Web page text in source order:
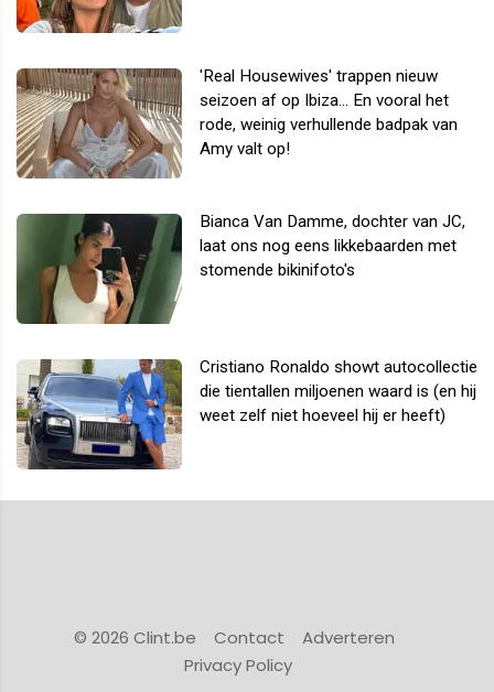
'Real Housewives' trappen nieuw
seizoen af op Ibiza... En vooral het
rode, weinig verhullende badpak van
Amy valt op!
Bianca Van Damme, dochter van JC,
laat ons nog eens likkebaarden met
stomende bikinifoto's
Cristiano Ronaldo showt autocollectie
die tientallen miljoenen waard is (en hij
weet zelf niet hoeveel hij er heeft)
© 2026 Clint.be Contact
Adverteren
Privacy Policy